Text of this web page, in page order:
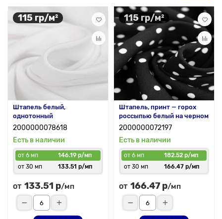
115 гр/м²
Штапель белый,
однотонный
2000000078618
Есть в наличии
от 6 мп
146.19 р/мп
от 30 мп
133.51 р/мп
от 133.51 р/мп
115 гр/м²
Штапель, принт — горох
россыпью белый на черном
2000000072197
Есть в наличии
от 6 мп
182.52 р/мп
от 30 мп
166.47 р/мп
от 166.47 р/мп